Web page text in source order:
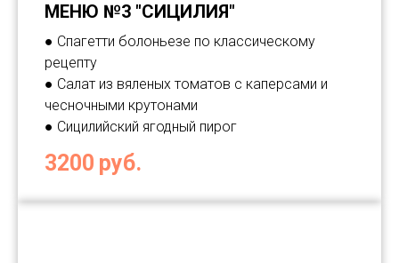
МЕНЮ №3 "СИЦИЛИЯ"
● Спагетти болоньезе по классическому
рецепту
● Салат из вяленых томатов с каперсами и
чесночными крутонами
● Сицилийский ягодный пирог
3200 руб.